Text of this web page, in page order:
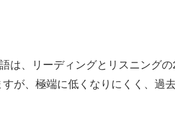
は、リーディングとリスニング
が、極端に低くなりにくく、過